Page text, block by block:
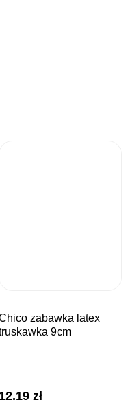
latex
9cm
12,19 zł